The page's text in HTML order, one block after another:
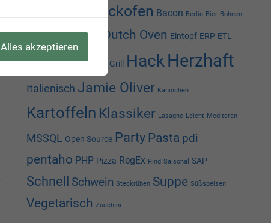
Backofen Bacon Berlin Bier Bohnen
cakePHPCRM Dutch Oven Eintopf ERP ETL
Excel Geflügel Grill HackHerzhaft
Italienisch Jamie Oliver Kaninchen
Kartoffeln Klassiker Lasagne Leicht Mediteran
MSSQL Open Source Party Pasta pdi
pentaho PHP Pizza RegEx Rind Saisonal SAP
Schnell Schwein Steckrüben Suppe Süßspeisen
Vegetarisch Zucchini
Alles akzeptieren